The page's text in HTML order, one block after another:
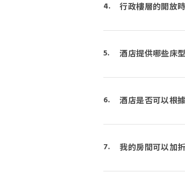
行政樓層的開放
酒店提供哪些床
酒店是否可以根
我的房間可以加